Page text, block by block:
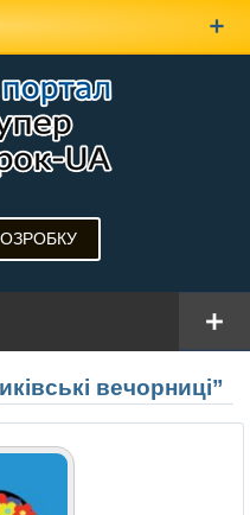
вечорниці”